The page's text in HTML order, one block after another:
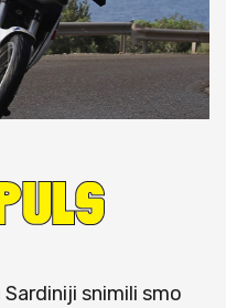
snimili smo